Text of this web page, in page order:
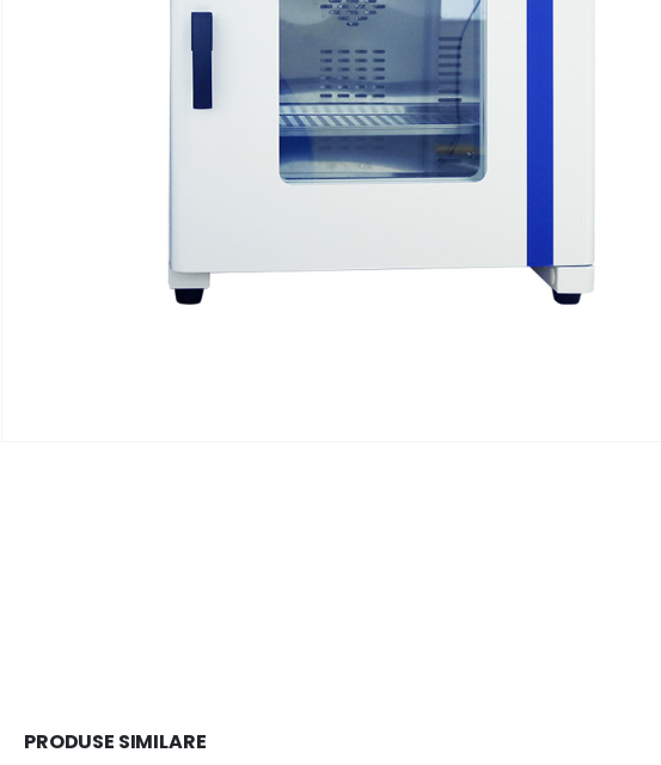
PRODUSE SIMILARE